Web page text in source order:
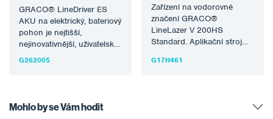
GRACO® LineDriver ES
AKU na elektrický, bateriový
pohon je nejtišší,
nejinovativnější, uživatelsky
přívětivý jízdní systém.
G262005
Zařízení na vodorovné
značení GRACO®
LineLazer V 200HS
Standard. Aplikační stroj
značení s benzínovo-
G17H461
Mohlo by se Vám hodit